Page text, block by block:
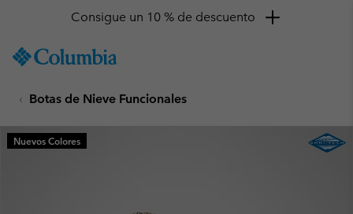
TO
SKIP
MAIN
NAV
Consigue un 10 % de descuento
Botas de Nieve Funcionales
Nuevos Colores